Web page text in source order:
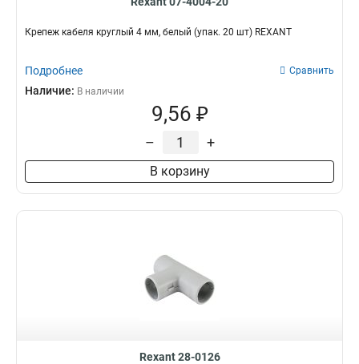
Крепеж кабеля круглый 4 мм, белый (упак. 20 шт) REXANT
Подробнее Сравнить
Наличие: В наличии
9,56 ₽
– +
В корзину
Rexant 28-0126